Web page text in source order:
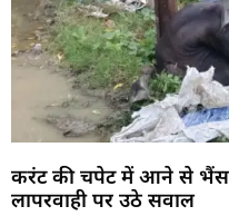
करंट की चपेट में आने से भैंस
लापरवाही पर उठे सवाल